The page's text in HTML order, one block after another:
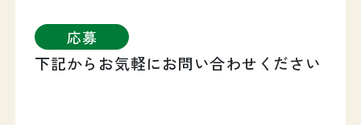
応募
下記からお気軽にお問い合わせください